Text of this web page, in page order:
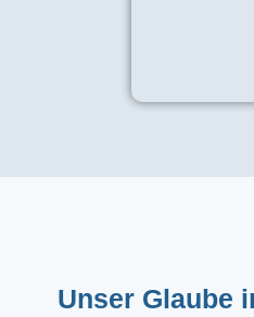
Unser Glaube